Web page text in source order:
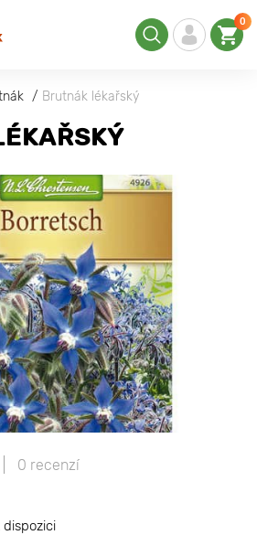
0
Brutnák lékařský
0 recenzí
dispozici